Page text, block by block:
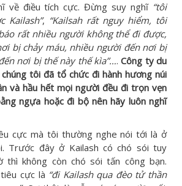
về điều tích cực. Đừng suy nghĩ “tôi
Kailash”, “Kailsah rất nguy hiểm, tôi
rất nhiều người không thể đi được,
bị chảy máu, nhiều người đến nơi bị
nơi bị thế này thế kìa”….Công ty du
tôi đã tổ chức đi hành hương núi
và hầu hết mọi người đều đi trọn vẹn
ngựa hoặc đi bộ nên hãy luôn nghĩ
cực mà tôi thường nghe nói tới là ở
Trước đây ở Kailash có chó sói tuy
thì không còn chó sói tấn công bạn.
cực là “đi Kailash qua đèo tử thần